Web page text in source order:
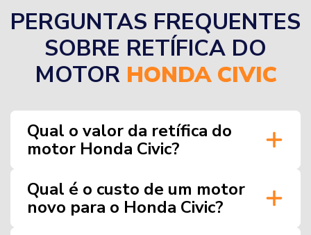
PERGUNTAS FREQUENTES
SOBRE RETÍFICA DO
MOTOR HONDA CIVIC
Qual o valor da retífica do
motor Honda Civic?
Qual é o custo de um motor
novo para o Honda Civic?